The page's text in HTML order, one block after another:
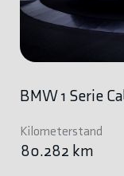
BMW 1 Serie
Kilometerstand
80.282 km